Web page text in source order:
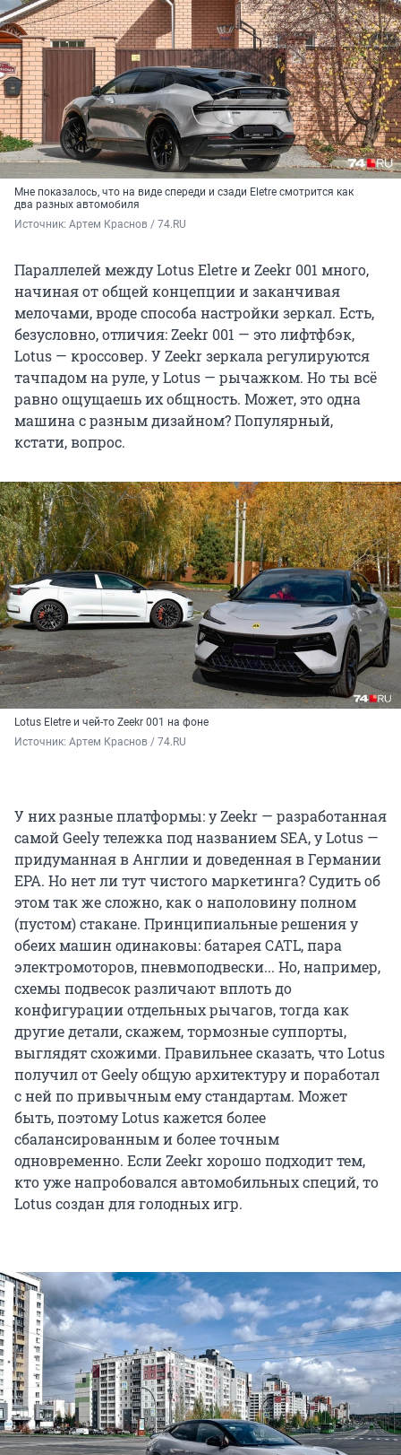
Мне показалось, что на виде спереди и сзади Eletre смотрится как
два разных автомобиля
Источник: Артем Краснов / 74.RU
Параллелей между Lotus Eletre и Zeekr 001 много,
начиная от общей концепции и заканчивая
мелочами, вроде способа настройки зеркал. Есть,
безусловно, отличия: Zeekr 001 — это лифтфбэк,
Lotus — кроссовер. У Zeekr зеркала регулируются
тачпадом на руле, у Lotus — рычажком. Но ты всё
равно ощущаешь их общность. Может, это одна
машина с разным дизайном? Популярный,
кстати, вопрос.
Lotus Eletre и чей-то Zeekr 001 на фоне
Источник: Артем Краснов / 74.RU
У них разные платформы: у Zeekr — разработанная
самой Geely тележка под названием SEA, у Lotus —
придуманная в Англии и доведенная в Германии
EPA. Но нет ли тут чистого маркетинга? Судить об
этом так же сложно, как о наполовину полном
(пустом) стакане. Принципиальные решения у
обеих машин одинаковы: батарея CATL, пара
электромоторов, пневмоподвески... Но, например,
схемы подвесок различают вплоть до
конфигурации отдельных рычагов, тогда как
другие детали, скажем, тормозные суппорты,
выглядят схожими. Правильнее сказать, что Lotus
получил от Geely общую архитектуру и поработал
с ней по привычным ему стандартам. Может
быть, поэтому Lotus кажется более
сбалансированным и более точным
одновременно. Если Zeekr хорошо подходит тем,
кто уже напробовался автомобильных специй, то
Lotus создан для голодных игр.